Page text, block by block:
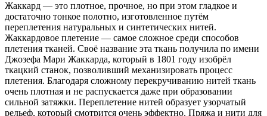
Жаккард — это плотное, прочное, но при этом гладкое и
достаточно тонкое полотно, изготовленное путём
переплетения натуральных и синтетических нитей.
Жаккардовое плетение — самое сложное среди способов
плетения тканей. Своё название эта ткань получила по имени
Джозефа Мари Жаккарда, который в 1801 году изобрёл
ткацкий станок, позволивший механизировать процесс
плетения. Благодаря сложному перекручиванию нитей ткань
очень плотная и не распускается даже при образовании
сильной затяжки. Переплетение нитей образует узорчатый
рельеф, который смотрится очень эффектно. Пряжа и нити для